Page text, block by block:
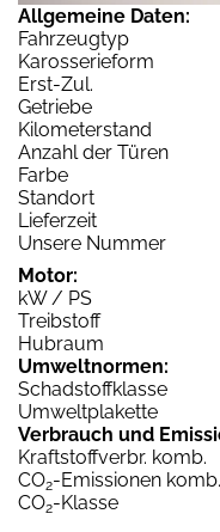
Allgemeine Daten:
Fahrzeugtyp
Karosserieform
Erst-Zul.
Getriebe
Kilometerstand
Anzahl der Türen
Farbe
Standort
Lieferzeit
Unsere Nummer
Motor:
kW / PS
Treibstoff
Hubraum
Umweltnormen:
Schadstoffklasse
Umweltplakette
Verbrauch und
Kraftstoffverbr. komb.
CO2-Emissionen komb.
CO2-Klasse